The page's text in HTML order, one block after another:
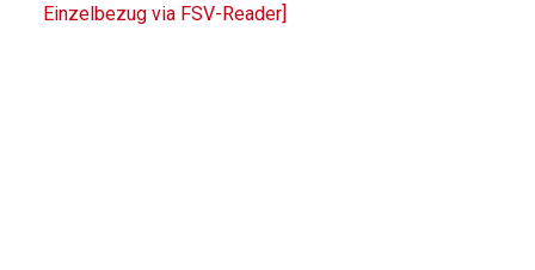
Einzelbezug via FSV-Reader]